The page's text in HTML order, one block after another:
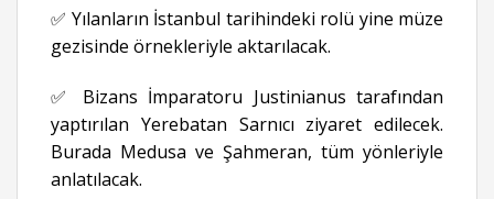
✅ Yılanların İstanbul tarihindeki rolü yine müze
gezisinde örnekleriyle aktarılacak.
✅ Bizans İmparatoru Justinianus tarafından
yaptırılan Yerebatan Sarnıcı ziyaret edilecek.
Burada Medusa ve Şahmeran, tüm yönleriyle
anlatılacak.